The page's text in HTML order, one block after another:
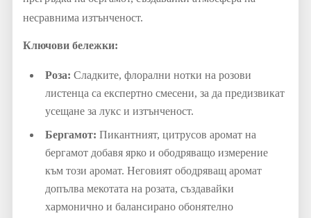
несравнима изтънченост.
Ключови бележки:
Роза: Сладките, флорални нотки на розови
листенца са експертно смесени, за да предизвикат
усещане за лукс и изтънченост.
Бергамот: Пикантният, цитрусов аромат на
бергамот добавя ярко и ободряващо измерение
към този аромат. Неговият ободряващ аромат
допълва мекотата на розата, създавайки
хармонично и балансирано обонятелно